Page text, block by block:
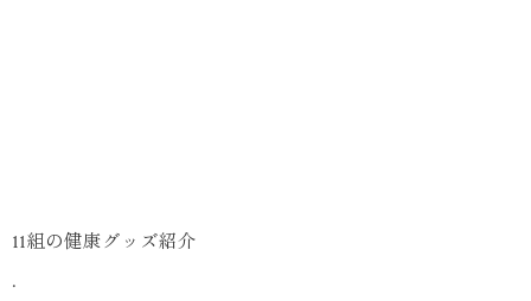
11組の健康グッズ紹介
.